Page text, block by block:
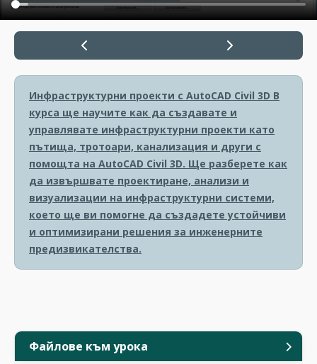
Файлове към урока
Инфраструктурни проекти с AutoCAD Civil 3D В
курса ще научите как да създавате и
управлявате инфраструктурни проекти като
пътища, тротоари, канализация и други с
помощта на AutoCAD Civil 3D. Ще разберете как
да извършвате проектиране, анализи и
визуализации на инфраструктурни системи,
което ще ви помогне да създадете устойчиви
и оптимизирани решения за инженерните
предизвикателства.